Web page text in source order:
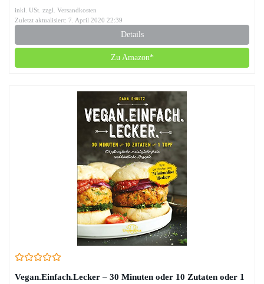
inkl. USt. zzgl. Versandkosten
Zuletzt aktualisiert: 7. April 2020 22:39
Details
Zu Amazon*
Vegan.Einfach.Lecker – 30 Minuten oder 10 Zutaten oder 1